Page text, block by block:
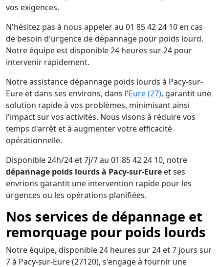
vos exigences.
N'hésitez pas à nous appeler au 01 85 42 24 10 en cas
de besoin d'urgence de dépannage pour poids lourd.
Notre équipe est disponible 24 heures sur 24 pour
intervenir rapidement.
Notre assistance dépannage poids lourds à Pacy-sur-
Eure et dans ses environs, dans l'Eure (27), garantit une
solution rapide à vos problèmes, minimisant ainsi
l'impact sur vos activités. Nous visons à réduire vos
temps d'arrêt et à augmenter votre efficacité
opérationnelle.
Disponible 24h/24 et 7j/7 au 01 85 42 24 10, notre
dépannage poids lourds à Pacy-sur-Eure et ses
envrions garantit une intervention rapide pour les
urgences ou les opérations planifiées.
Nos services de dépannage et
remorquage pour poids lourds
Notre équipe, disponible 24 heures sur 24 et 7 jours sur
7 à Pacy-sur-Eure (27120), s'engage à fournir une